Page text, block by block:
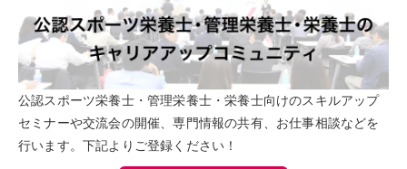
公認スポーツ栄養士・管理栄養士・栄養士向けのスキルアップ
セミナーや交流会の開催、専門情報の共有、お仕事相談などを
行います。下記よりご登録ください！